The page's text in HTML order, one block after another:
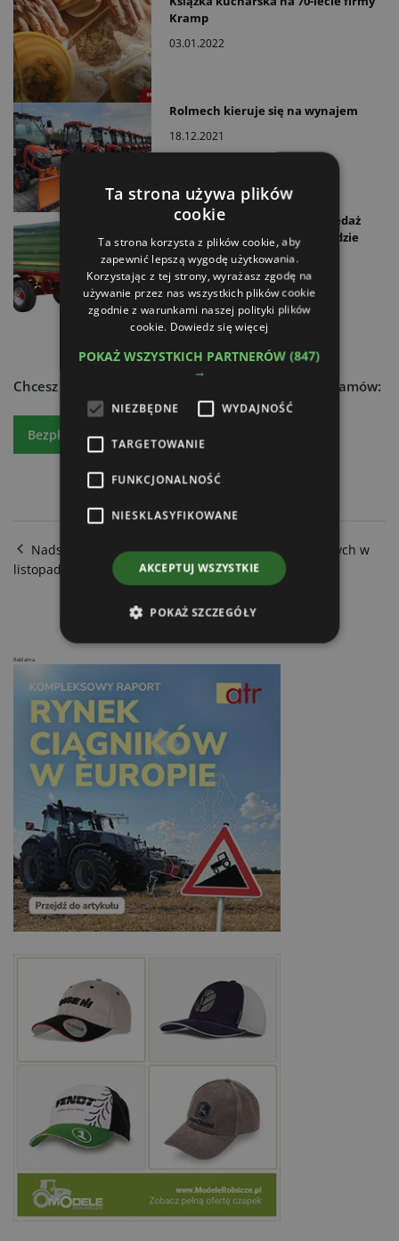
Kramp
03.01.2022
Rolmech kieruje się na wynajem
18.12.2021
Nadspodziewanie dobra sprzedaż
przyczep rolniczych w listopadzie
2021
16.12.2021
Chcesz dowiedzieć się więcej? Czytaj atr express - zamów:
Bezpłatny egzemplarz
Nadspodziewanie dobra sprzedaż przyczep rolniczych w
listopadzie 2021
Rolmech kieruje się na wynajem
Reklama
Ta strona używa plików
cookie
Ta strona korzysta z plików cookie, aby
zapewnić lepszą wygodę użytkowania.
Korzystając z tej strony, wyrażasz zgodę na
używanie przez nas wszystkich plików cookie
zgodnie z warunkami naszej polityki plików
cookie. Dowiedz się więcej
POKAŻ WSZYSTKICH PARTNERÓW(847)
→
NIEZBĘDNE WYDAJNOŚĆ
TARGETOWANIE
FUNKCJONALNOŚĆ
NIESKLASYFIKOWANE
AKCEPTUJ WSZYSTKIE
POKAŻ SZCZEGÓŁY